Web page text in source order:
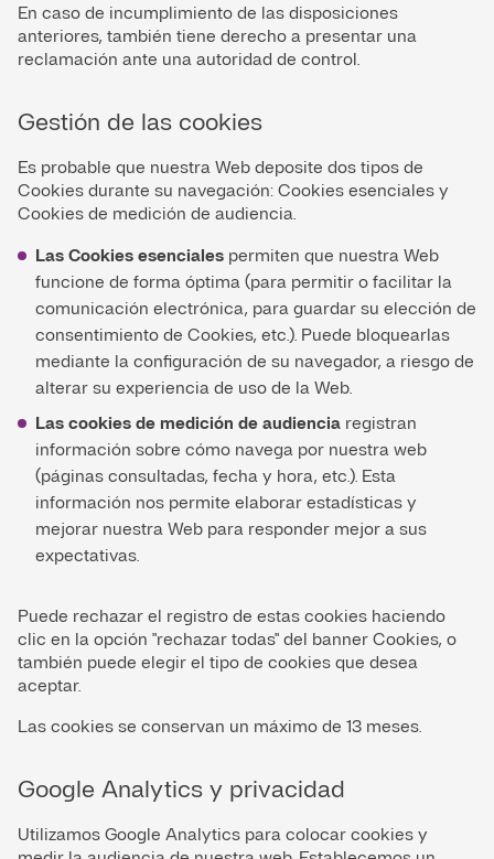
En caso de incumplimiento de las disposiciones
anteriores, también tiene derecho a presentar una
reclamación ante una autoridad de control.
Gestión de las cookies
Es probable que nuestra Web deposite dos tipos de
Cookies durante su navegación: Cookies esenciales y
Cookies de medición de audiencia.
Las Cookies esenciales permiten que nuestra Web
funcione de forma óptima (para permitir o facilitar la
comunicación electrónica, para guardar su elección de
consentimiento de Cookies, etc.). Puede bloquearlas
mediante la configuración de su navegador, a riesgo de
alterar su experiencia de uso de la Web.
Las cookies de medición de audiencia registran
información sobre cómo navega por nuestra web
(páginas consultadas, fecha y hora, etc.). Esta
información nos permite elaborar estadísticas y
mejorar nuestra Web para responder mejor a sus
expectativas.
Puede rechazar el registro de estas cookies haciendo
clic en la opción "rechazar todas" del banner Cookies, o
también puede elegir el tipo de cookies que desea
aceptar.
Las cookies se conservan un máximo de 13 meses.
Google Analytics y privacidad
Utilizamos Google Analytics para colocar cookies y